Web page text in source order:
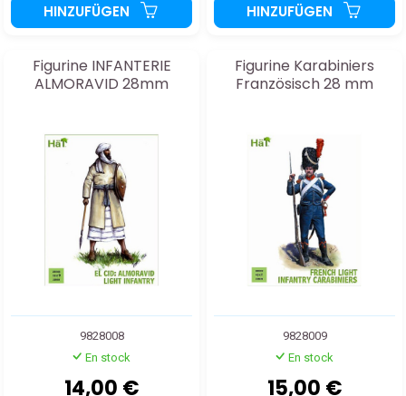
HINZUFÜGEN HINZUFÜGEN
Figurine INFANTERIE
ALMORAVID 28mm
9828008
En stock
14,00 €
Figurine Karabiniers
Französisch 28 mm
9828009
En stock
15,00 €